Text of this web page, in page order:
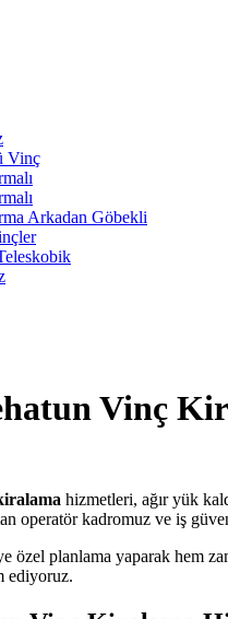
Vinç
Arkadan Göbekli
Vinç
hizmetleri, ağır yük
operatör kadromuz ve iş
özel planlama yaparak hem
ediyoruz.